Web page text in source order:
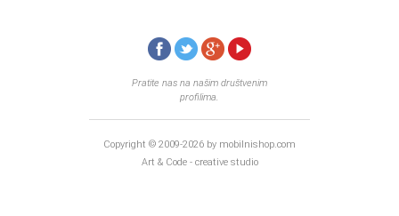
Pratite nas na našim društvenim
profilima.
Copyright © 2009-2026 by mobilnishop.com
Art & Code - creative studio